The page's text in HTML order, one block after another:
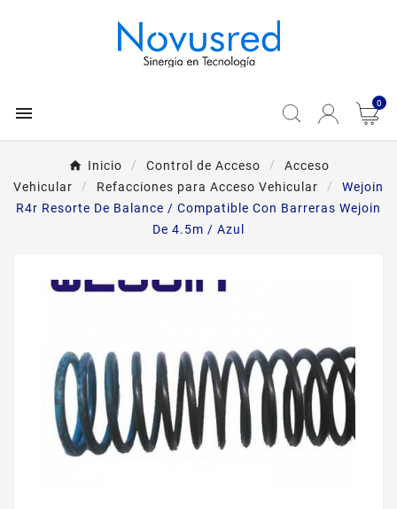
 0
Inicio Control de Acceso
Acceso
Vehicular
Refacciones para Acceso Vehicular
Wejoin
R4r Resorte De Balance / Compatible Con Barreras Wejoin
De 4.5m / Azul